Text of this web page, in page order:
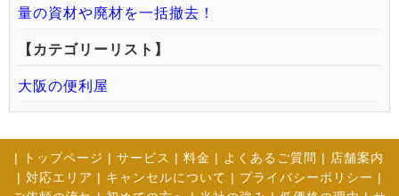
量の資材や廃材を一括撤去！
【カテゴリーリスト】
大阪の便利屋
| トップページ | サービス | 料金 | よくあるご質問 | 店舗案内
| 対応エリア | キャンセルについて | プライバシーポリシー |